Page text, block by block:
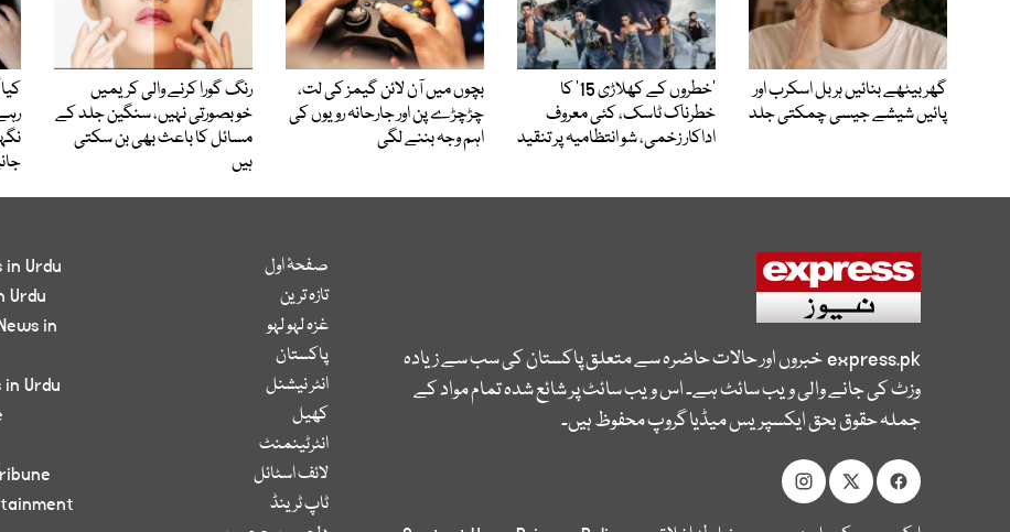
گھر بیٹھے بنائیں ہربل اسکرب اور
پائیں شیشے جیسی چمکتی جلد
’خطروں کے کھلاڑی 15‘ کا
خطرناک ٹاسک، کئی معروف
اداکار زخمی، شو انتظامیہ پر تنقید
بچوں میں آن لائن گیمز کی لت،
چڑچڑے پن اور جارحانہ رویوں کی
اہم وجہ بننے لگی
رنگ گورا کرنے والی کریمیں
خوبصورتی نہیں، سنگین جلد کے
مسائل کا باعث بھی بن سکتی
ہیں
express.pkخبروں اور حالات حاضرہ سے متعلق پاکستان کی سب سے زیادہ
وزٹ کی جانے والی ویب سائٹ ہے۔ اس ویب سائٹ پر شائع شدہ تمام مواد کے
جملہ حقوق بحق ایکسپریس میڈیا گروپ محفوظ ہیں۔
صفحۂ اول
تازہ ترین
غزہ لہو لہو
پاکستان
انٹر نیشنل
کھیل
انٹرٹینمنٹ
لائف اسٹائل
ٹاپ ٹرینڈ
Urdu
Urdu
in
in Urdu